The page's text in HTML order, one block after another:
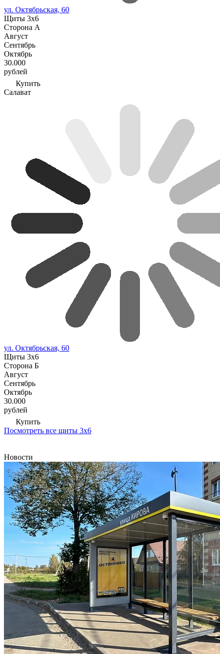
ул. Октябрьская, 60
Щиты 3х6
Сторона А
Август
Сентябрь
Октябрь
30.000
рублей
Купить
Салават
ул. Октябрьская, 60
Щиты 3х6
Сторона Б
Август
Сентябрь
Октябрь
30.000
рублей
Купить
Посмотреть все щиты 3х6
Новости